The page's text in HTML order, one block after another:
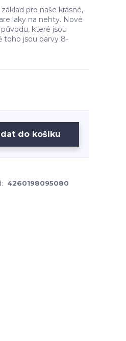
pro naše krásné,
laky na nehty. Nové
které jsou
toho jsou barvy 8-
do košíku
4260198095080